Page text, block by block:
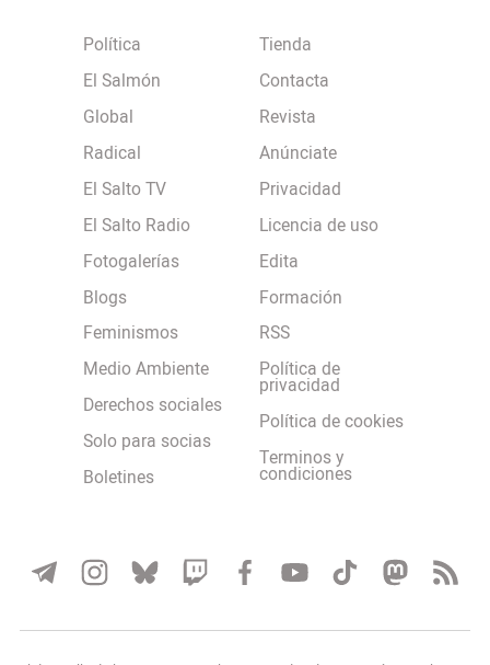
Política
El Salmón
Global
Radical
El Salto TV
El Salto Radio
Fotogalerías
Blogs
Feminismos
Medio Ambiente
Derechos sociales
Solo para socias
Boletines
Tienda
Contacta
Revista
Anúnciate
Privacidad
Licencia de uso
Edita
Formación
RSS
Política de
privacidad
Política de cookies
Terminos y
condiciones